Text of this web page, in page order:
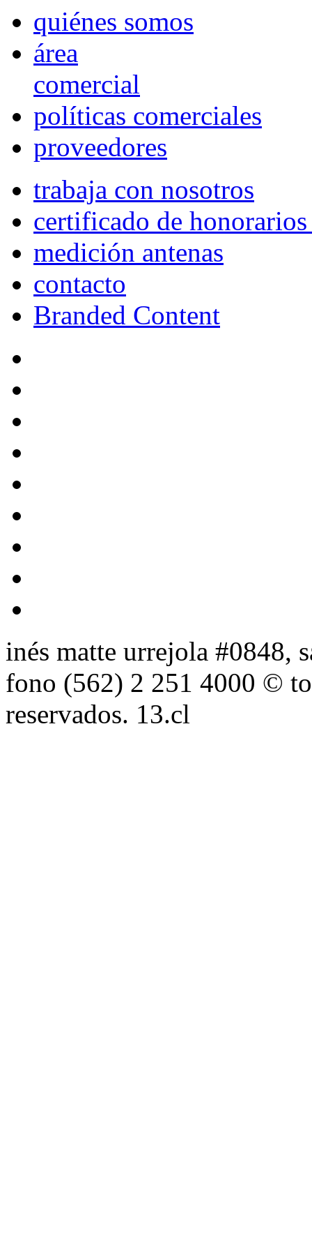
quiénes somos
área
comercial
políticas comerciales
proveedores
trabaja con nosotros
certificado de
medición antenas
contacto
Branded Content
inés matte urrejola #0848,
fono (562) 2 251 4000 ©
reservados. 13.cl